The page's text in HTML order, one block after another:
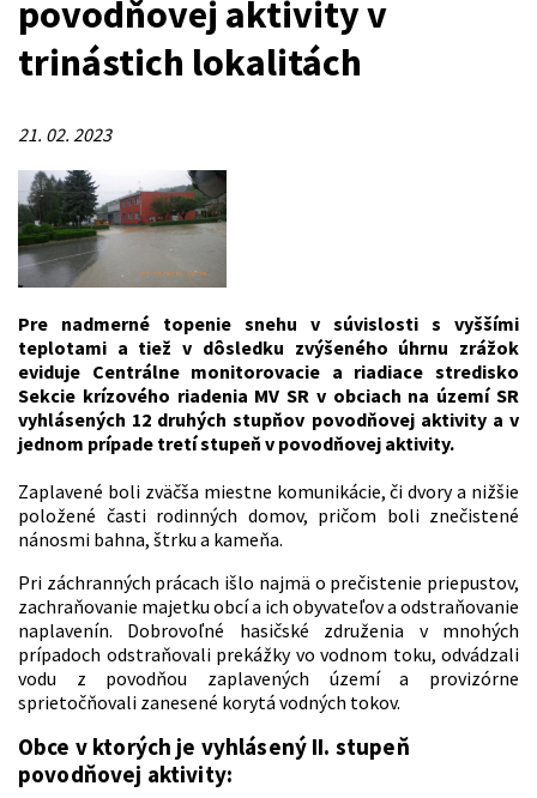
povodňovej aktivity v
trinástich lokalitách
21. 02. 2023
Pre nadmerné topenie snehu v súvislosti s vyššími
teplotami a tiež v dôsledku zvýšeného úhrnu zrážok
eviduje Centrálne monitorovacie a riadiace stredisko
Sekcie krízového riadenia MV SR v obciach na území SR
vyhlásených 12 druhých stupňov povodňovej aktivity a v
jednom prípade tretí stupeň v povodňovej aktivity.
Zaplavené boli zväčša miestne komunikácie, či dvory a nižšie
položené časti rodinných domov, pričom boli znečistené
nánosmi bahna, štrku a kameňa.
Pri záchranných prácach išlo najmä o prečistenie priepustov,
zachraňovanie majetku obcí a ich obyvateľov a odstraňovanie
naplavenín. Dobrovoľné hasičské združenia v mnohých
prípadoch odstraňovali prekážky vo vodnom toku, odvádzali
vodu z povodňou zaplavených území a provizórne
sprietočňovali zanesené korytá vodných tokov.
Obce v ktorých je vyhlásený II. stupeň
povodňovej aktivity: